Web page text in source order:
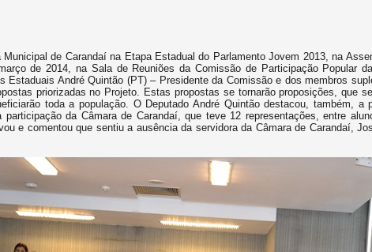
de Carandaí na Etapa Estadual do Parlamento Jovem 2013, na
de 2014, na Sala de Reuniões da Comissão de Participação Popular
Estaduais André Quintão (PT) – Presidente da Comissão e dos membros
priorizadas no Projeto. Estas propostas se tornarão proposições, que
toda a população. O Deputado André Quintão destacou, também,
da Câmara de Carandaí, que teve 12 representações, entre
e comentou que sentiu a ausência da servidora da Câmara de Carandaí,